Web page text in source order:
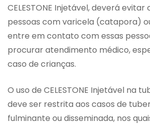
CELESTONE Injetável, deverá
pessoas com varicela (catapora)
entre em contato com essas
procurar atendimento médico,
caso de crianças.
O uso de CELESTONE Injetável na
deve ser restrita aos casos de
fulminante ou disseminada, nos